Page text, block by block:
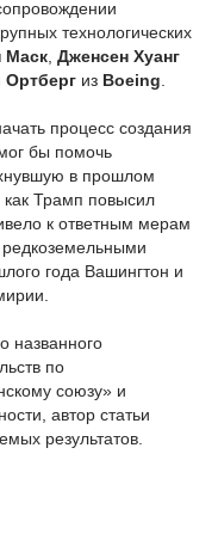
технологических
Маск Дженсен Хуанг
Ортберг из Boeing
процесс создания
бы помочь
в прошлом
как Трамп повысил
к ответным мерам
года Вашингтон и
названного
по
союзу» и
автор статьи
результатов.